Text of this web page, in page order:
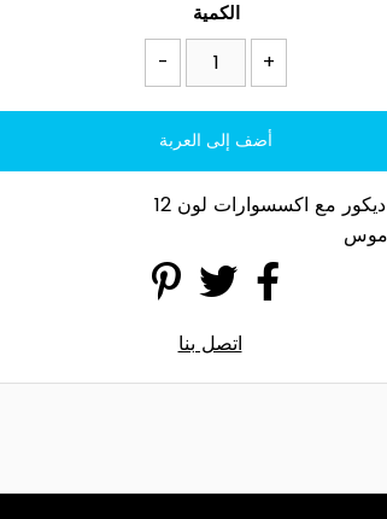
الكمية
- +
مع اكسسوارات لون 12
اتصل بنا